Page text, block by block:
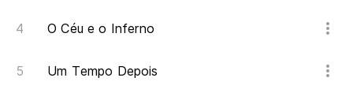
O Céu e o Inferno
Um Tempo Depois